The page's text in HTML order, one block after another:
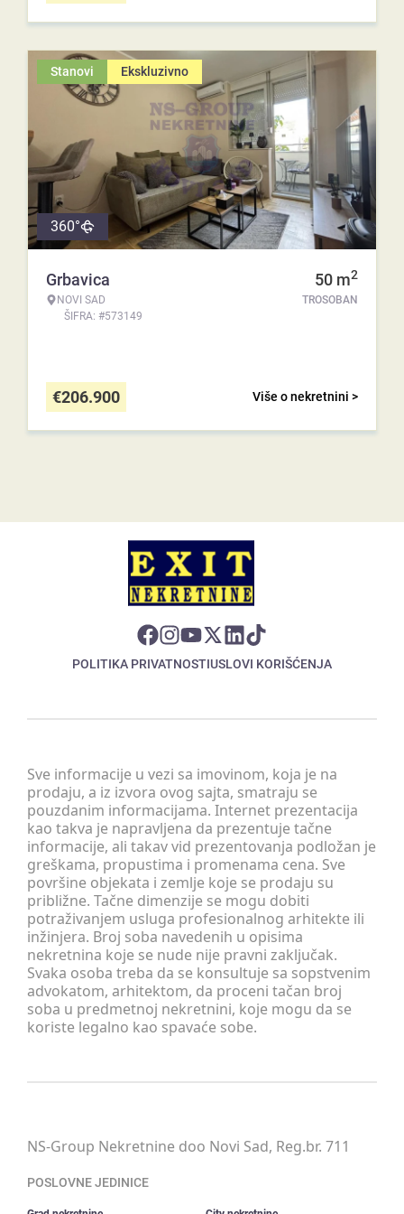
Stanovi Ekskluzivno
360°
Grbavica
NOVI SAD
ŠIFRA: #573149
50 m2
TROSOBAN
Više o nekretnini >
€206.900
POLITIKA PRIVATNOSTIUSLOVI KORIŠĆENJA
Sve informacije u vezi sa imovinom, koja je na
prodaju, a iz izvora ovog sajta, smatraju se
pouzdanim informacijama. Internet prezentacija
kao takva je napravljena da prezentuje tačne
informacije, ali takav vid prezentovanja podložan je
greškama, propustima i promenama cena. Sve
površine objekata i zemlje koje se prodaju su
približne. Tačne dimenzije se mogu dobiti
potraživanjem usluga profesionalnog arhitekte ili
inžinjera. Broj soba navedenih u opisima
nekretnina koje se nude nije pravni zaključak.
Svaka osoba treba da se konsultuje sa sopstvenim
advokatom, arhitektom, da proceni tačan broj
soba u predmetnoj nekretnini, koje mogu da se
koriste legalno kao spavaće sobe.
NS-Group Nekretnine doo Novi Sad, Reg.br. 711
POSLOVNE JEDINICE